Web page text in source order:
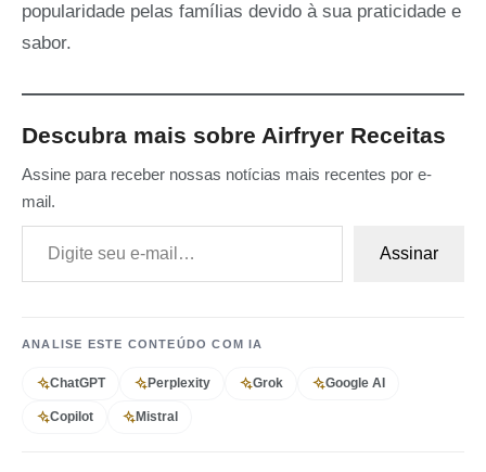
popularidade pelas famílias devido à sua praticidade e
sabor.
Descubra mais sobre Airfryer Receitas
Assine para receber nossas notícias mais recentes por e-
mail.
Digite seu e-mail…
Assinar
ANALISE ESTE CONTEÚDO COM IA
ChatGPT Perplexity Grok Google AI
Copilot Mistral